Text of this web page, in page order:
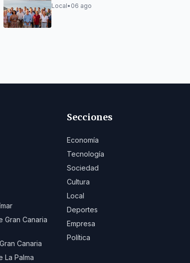
crecimiento
Local• 06 ago
Gran Canaria
Canaria
La Palma
Secciones
Economía
Tecnología
Sociedad
Cultura
Local
Deportes
Empresa
Política